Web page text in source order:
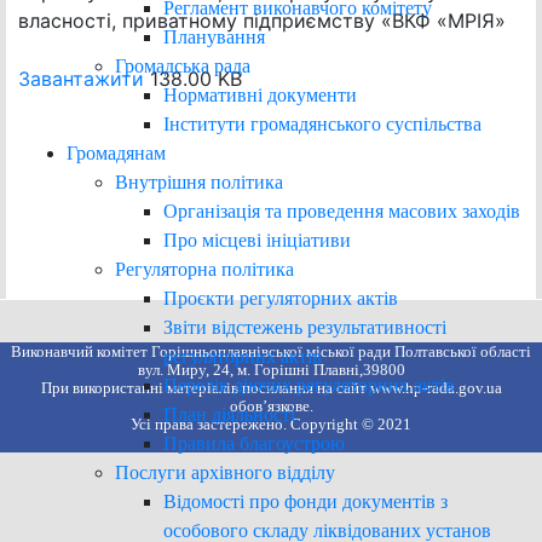
Регламент виконавчого комітету
Планування
Громадська рада
Нормативні документи
Інститути громадянського суспільства
Громадянам
Внутрішня політика
Організація та проведення масових заходів
Про місцеві ініціативи
Регуляторна політика
Проєкти регуляторних актів
Звіти відстежень результативності
регуляторних актів
Перелік діючих регуляторних актів
План діяльності
Правила благоустрою
Послуги архівного відділу
Відомості про фонди документів з
особового складу ліквідованих установ
власності, приватному підприємству «ВКФ «МРІЯ»
Завантажити138.00 KB
Виконавчий комітет Горішньоплавнівської міської ради Полтавської області
вул. Миру, 24, м. Горішні Плавні,39800
При використанні матеріалів посилання на сайт www.hp-rada.gov.ua
обов’язкове.
Усі права застережено. Copyright © 2021